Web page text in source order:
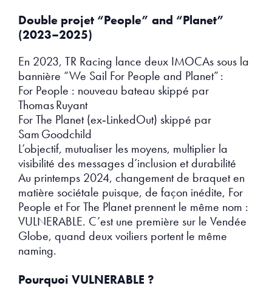
Double projet “People” and “Planet”
(2023–2025)
En 2023, TR Racing lance deux IMOCAs sous la
bannière “We Sail For People and Planet” :
For People : nouveau bateau skippé par
Thomas Ruyant
For The Planet (ex‑LinkedOut) skippé par
Sam Goodchild
L’objectif, mutualiser les moyens, multiplier la
visibilité des messages d’inclusion et durabilité
Au printemps 2024, changement de braquet en
matière sociétale puisque, de façon inédite, For
People et For The Planet prennent le même nom :
VULNERABLE. C’est une première sur le Vendée
Globe, quand deux voiliers portent le même
naming.
Pourquoi VULNERABLE ?